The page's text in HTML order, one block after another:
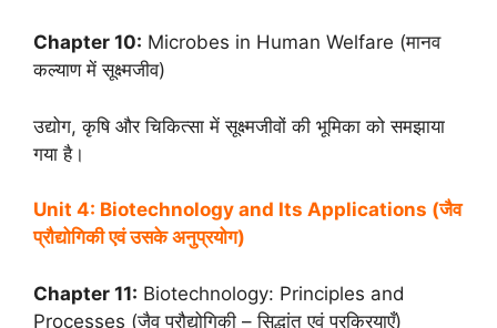
Chapter 10: Microbes in Human Welfare (मानव
कल्याण में सूक्ष्मजीव)
उद्योग, कृषि और चिकित्सा में सूक्ष्मजीवों की भूमिका को समझाया
गया है।
Unit 4: Biotechnology and Its Applications (जैव
प्रौद्योगिकी एवं उसके अनुप्रयोग)
Chapter 11: Biotechnology: Principles and
Processes (जैव प्रौद्योगिकी – सिद्धांत एवं प्रक्रियाएँ)